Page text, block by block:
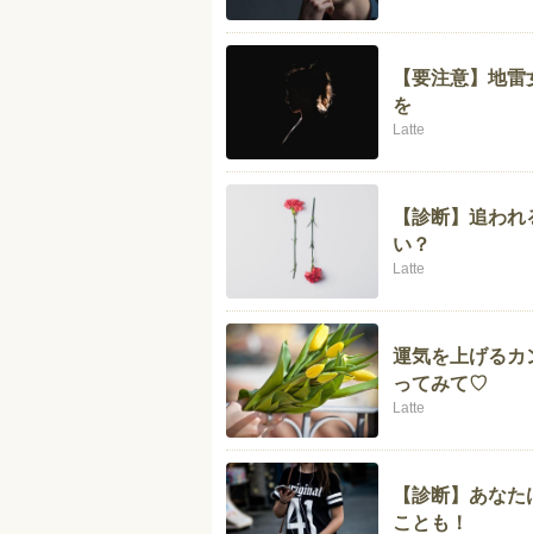
【要注意】地
を
Latte
【診断】追わ
い？
Latte
運気を上げるカ
ってみて♡
Latte
【診断】あな
ことも！